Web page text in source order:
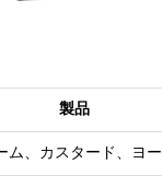
製品
ム、カスタード、ヨ